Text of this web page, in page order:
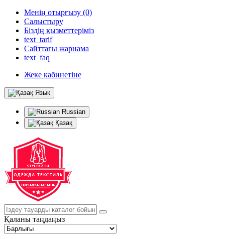
Менің отырғызу (0)
Салыстыру
Біздің қызметтеріміз
text_tarif
Сайттағы жарнама
text_faq
Жеке кабинетіне
Язык
Russian
Қазақ
Қаланы таңдаңыз